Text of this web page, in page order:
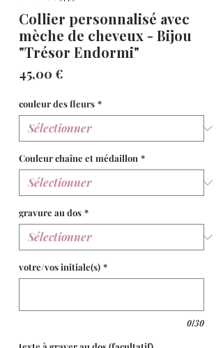
Collier personnalisé avec
mèche de cheveux - Bijou
"Trésor Endormi"
45,00 €
couleur des fleurs *
Couleur chaîne et médaillon *
gravure au dos *
votre/vos initiale(s) *
0/30